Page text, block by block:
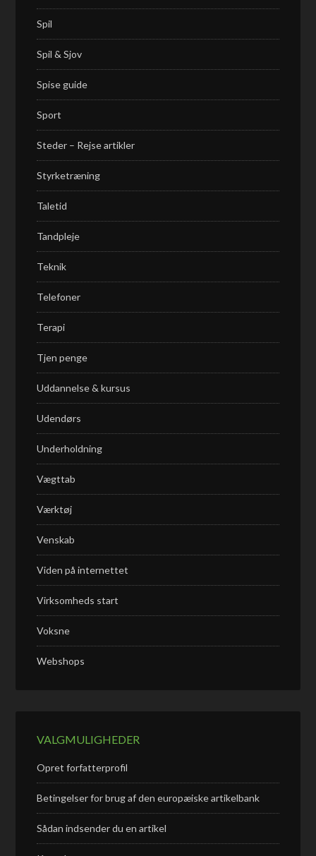
Spil
Spil & Sjov
Spise guide
Sport
Steder – Rejse artikler
Styrketræning
Taletid
Tandpleje
Teknik
Telefoner
Terapi
Tjen penge
Uddannelse & kursus
Udendørs
Underholdning
Vægttab
Værktøj
Venskab
Viden på internettet
Virksomheds start
Voksne
Webshops
VALGMULIGHEDER
Opret forfatterprofil
Betingelser for brug af den europæiske artikelbank
Sådan indsender du en artikel